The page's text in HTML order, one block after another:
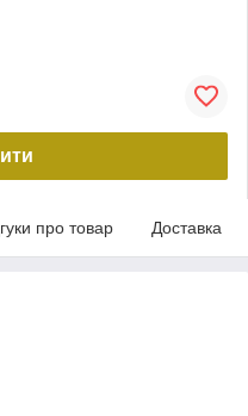
про товар Доставка